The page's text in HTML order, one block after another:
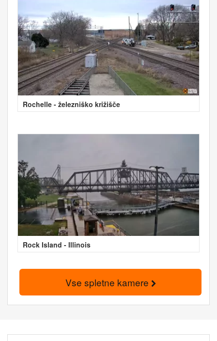
Rochelle - železniško križišče
Rock Island - Illinois
Vse spletne kamere